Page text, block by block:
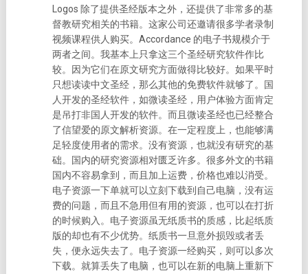
Logos 除了提供圣经版本之外，还提供了非常多的基
督教研究相关的书籍。这家公司还邀请很多学者录制
视频课程供人购买。Accordance 的电子书规模介于
两者之间。 我基本上只拿这三个圣经研究软件作比
较。因为它们在原文研究方面做得比较好。如果平时
只想读读中文圣经，那么其他的免费软件就够了。国
人开发的圣经软件，如微读圣经，用户体验方面肯定
是吊打非国人开发的软件。而且微读圣经也已经整合
了信望爱的原文解析资源。在一定程度上，也能够满
足轻度使用者的需求。 没有资源，也就没有研究的基
础。国内的研究资源相对匮乏许多。很多外文的书籍
国内不容易拿到，而且加上运费，价格也难以消受。
电子资源一下单就可以立刻下载到自己电脑，没有运
费的问题，而且不急用但有用的资源，也可以在打折
的时候购入。电子资源虽无纸质书的质感，比起纸质
版的却也有不少优势。 纸质书一旦意外损毁或者丢
失，便永远失去了。电子资源一经购买，则可以多次
下载。就算丢失了电脑，也可以在新的电脑上重新下